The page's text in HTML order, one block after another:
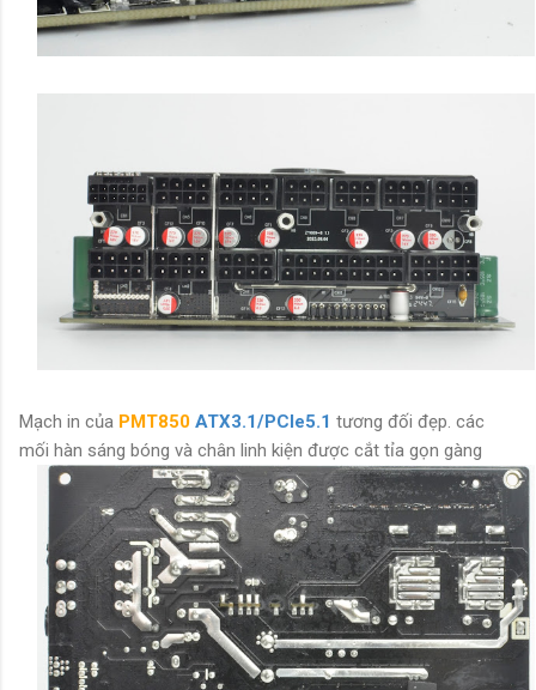
Mạch in của PMT850 ATX3.1/PCIe5.1 tương đối đẹp. các
mối hàn sáng bóng và chân linh kiện được cắt tỉa gọn gàng